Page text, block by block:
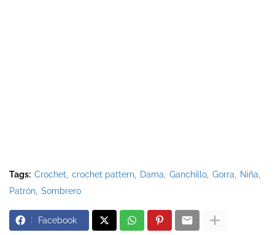
Tags: Crochet crochet pattern Dama Ganchillo Gorra
Niña
Patrón Sombrero
Facebook